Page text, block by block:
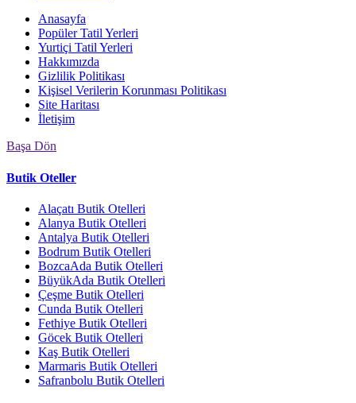
Anasayfa
Popüler Tatil Yerleri
Yurtiçi Tatil Yerleri
Hakkımızda
Gizlilik Politikası
Kişisel Verilerin Korunması Politikası
Site Haritası
İletişim
Başa Dön
Butik Oteller
Alaçatı Butik Otelleri
Alanya Butik Otelleri
Antalya Butik Otelleri
Bodrum Butik Otelleri
BozcaAda Butik Otelleri
BüyükAda Butik Otelleri
Çeşme Butik Otelleri
Cunda Butik Otelleri
Fethiye Butik Otelleri
Göcek Butik Otelleri
Kaş Butik Otelleri
Marmaris Butik Otelleri
Safranbolu Butik Otelleri